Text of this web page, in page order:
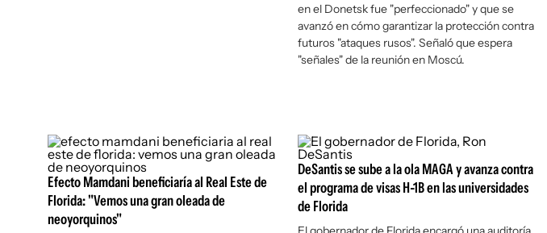
en el Donetsk fue "perfeccionado" y que se
avanzó en cómo garantizar la protección contra
futuros "ataques rusos". Señaló que espera
"señales" de la reunión en Moscú.
Efecto Mamdani beneficiaría al Real Este de
Florida: "Vemos una gran oleada de
neoyorquinos"
DeSantis se sube a la ola MAGA y avanza contra
el programa de visas H-1B en las universidades
de Florida